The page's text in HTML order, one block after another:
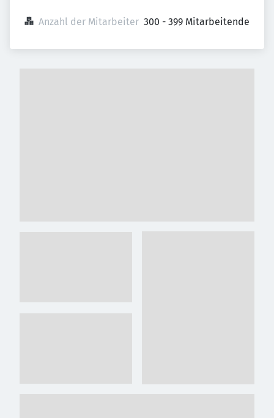
Anzahl der Mitarbeiter 300 - 399 Mitarbeitende